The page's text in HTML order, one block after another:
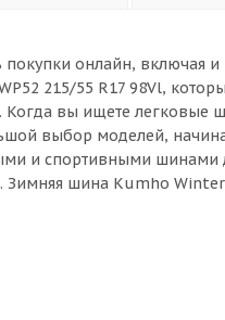
онлайн, включая
215/55 R17 98Vl,
Когда вы ищете
выбор моделей,
и спортивными
шина Kumho